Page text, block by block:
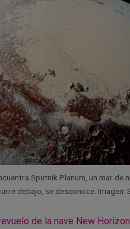
Sputnik Planum, un mar
debajo, se desconoce.
de la nave New